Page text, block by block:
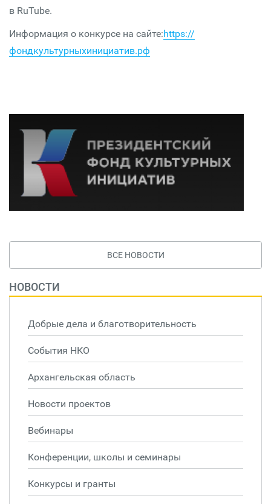
в RuTube.
Информация о конкурсе на сайте:https://
фондкультурныхинициатив.рф
ВСЕ НОВОСТИ
НОВОСТИ
Добрые дела и благотворительность
События НКО
Архангельская область
Новости проектов
Вебинары
Конференции, школы и семинары
Конкурсы и гранты